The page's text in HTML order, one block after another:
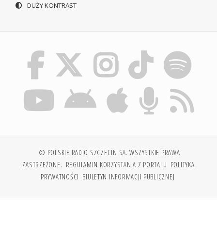
DUŻY KONTRAST
© POLSKIE RADIO SZCZECIN SA. WSZYSTKIE PRAWA
ZASTRZEŻONE. REGULAMIN KORZYSTANIA Z PORTALU POLITYKA
PRYWATNOŚCI BIULETYN INFORMACJI PUBLICZNEJ